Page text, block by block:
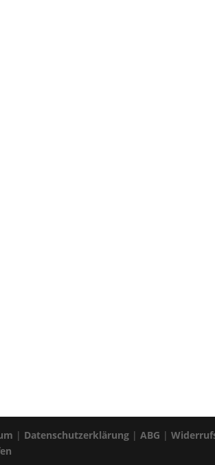
| Datenschutzerklärung |ABG |